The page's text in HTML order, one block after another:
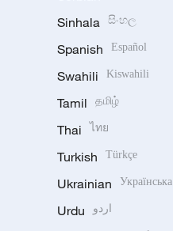
Sinhala සිංහල
Spanish Español
Swahili Kiswahili
Tamil தமிழ்
Thai ไทย
Turkish Türkçe
Ukrainian Українська
Urdu اردو